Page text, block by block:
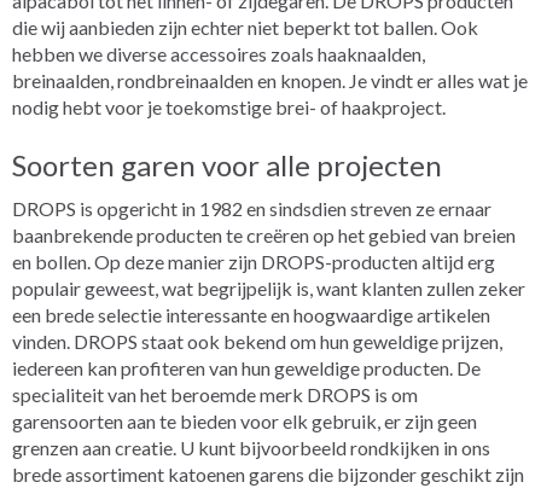
die wij aanbieden zijn echter niet beperkt tot ballen. Ook
hebben we diverse accessoires zoals haaknaalden,
breinaalden, rondbreinaalden en knopen. Je vindt er alles wat je
nodig hebt voor je toekomstige brei- of haakproject.
Soorten garen voor alle projecten
DROPS is opgericht in 1982 en sindsdien streven ze ernaar
baanbrekende producten te creëren op het gebied van breien
en bollen. Op deze manier zijn DROPS-producten altijd erg
populair geweest, wat begrijpelijk is, want klanten zullen zeker
een brede selectie interessante en hoogwaardige artikelen
vinden. DROPS staat ook bekend om hun geweldige prijzen,
iedereen kan profiteren van hun geweldige producten. De
specialiteit van het beroemde merk DROPS is om
garensoorten aan te bieden voor elk gebruik, er zijn geen
grenzen aan creatie. U kunt bijvoorbeeld rondkijken in ons
brede assortiment katoenen garens die bijzonder geschikt zijn